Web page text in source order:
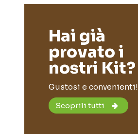
Hai già
provato i
nostri Kit?
Gustosi e convenienti!
Scoprili tutti